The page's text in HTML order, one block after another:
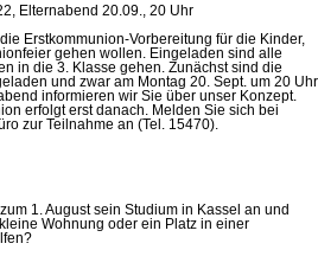
Elternabend 20.09., 20 Uhr
Erstkommunion-Vorbereitung für die Kinder,
gehen wollen. Eingeladen sind alle
in die 3. Klasse gehen. Zunächst sind die
und zwar am Montag 20. Sept. um 20 Uhr
informieren wir Sie über unser Konzept.
erfolgt erst danach. Melden Sie sich bei
zur Teilnahme an (Tel. 15470).
1. August sein Studium in Kassel an und
Wohnung oder ein Platz in einer